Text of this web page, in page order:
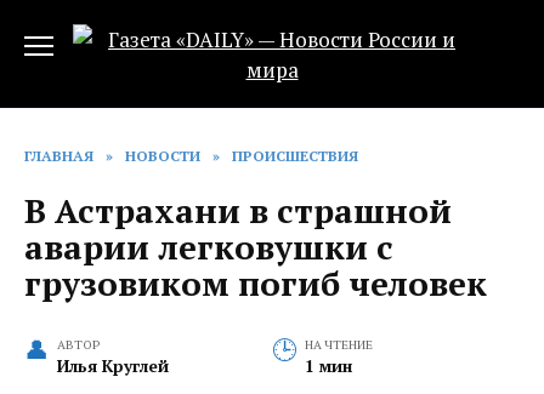
ГЛАВНАЯ » НОВОСТИ » ПРОИСШЕСТВИЯ
В Астрахани в страшной
аварии легковушки с
грузовиком погиб человек
АВТОР
Илья Круглей
НА ЧТЕНИЕ
1 мин